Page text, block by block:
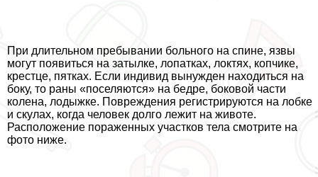
При длительном пребывании больного на спине, язвы
могут появиться на затылке, лопатках, локтях, копчике,
крестце, пятках. Если индивид вынужден находиться на
боку, то раны «поселяются» на бедре, боковой части
колена, лодыжке. Повреждения регистрируются на лобке
и скулах, когда человек долго лежит на животе.
Расположение пораженных участков тела смотрите на
фото ниже.